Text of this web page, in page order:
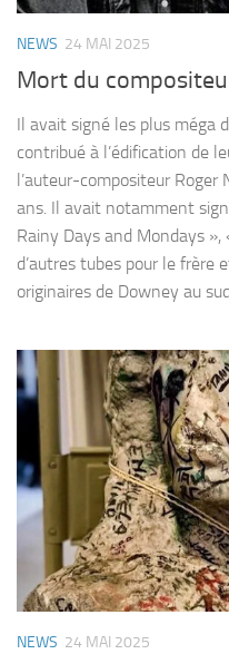
NEWS 24 MAI 2025
Mort du
Il avait signé les plus méga
contribué à l’édification de
l’auteur-compositeur Roger
ans. Il avait notamment
Rainy Days and Mondays
d’autres tubes pour le frère
originaires de Downey au
NEWS 24 MAI 2025